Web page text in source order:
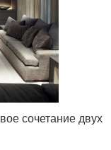
сочетание двух